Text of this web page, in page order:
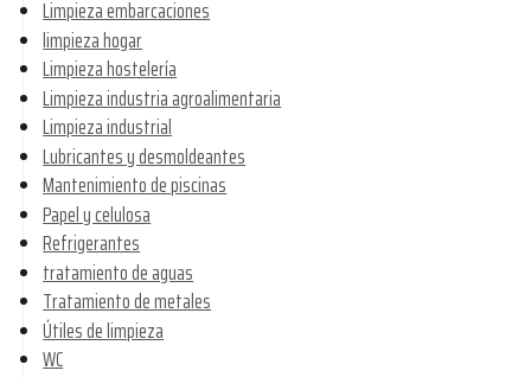
Limpieza embarcaciones
limpieza hogar
Limpieza hostelería
Limpieza industria agroalimentaria
Limpieza industrial
Lubricantes y desmoldeantes
Mantenimiento de piscinas
Papel y celulosa
Refrigerantes
tratamiento de aguas
Tratamiento de metales
Útiles de limpieza
WC